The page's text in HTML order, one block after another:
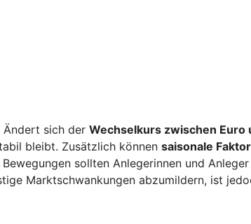
sich der Wechselkurs zwischen Euro
bleibt. Zusätzlich können saisonale
sollten Anlegerinnen und
Marktschwankungen abzumildern, ist